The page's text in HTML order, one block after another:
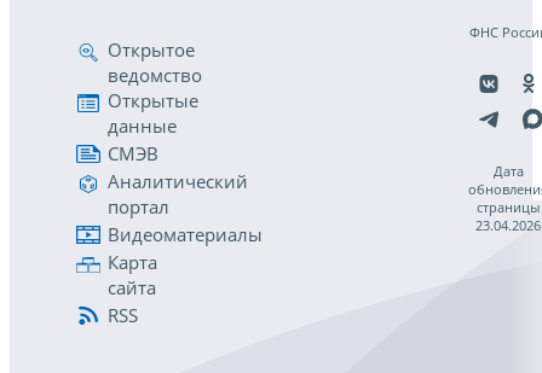
Открытое
ведомство
Открытые
данные
СМЭВ
Аналитический
портал
Видеоматериалы
Карта
сайта
RSS
ФНС
Дата
страницы
23.04.2026